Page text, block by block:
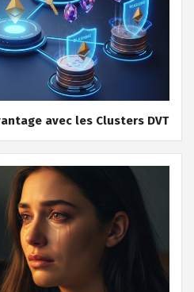
avec les Clusters DVT